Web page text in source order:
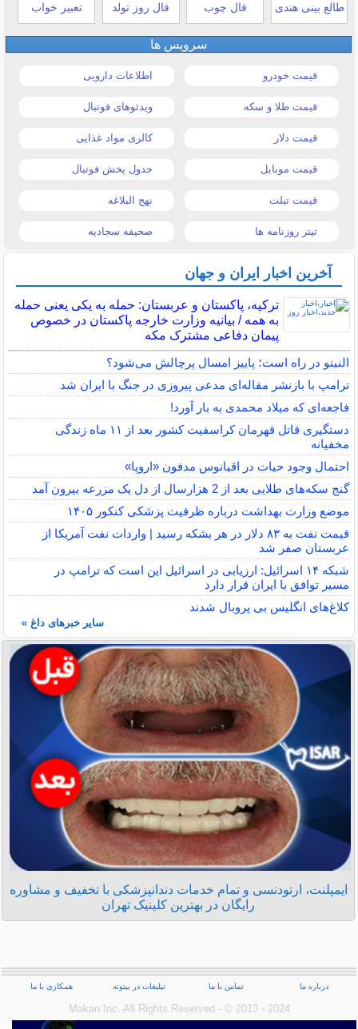
طالع بینی هندی فال چوب فال روز تولد تعبیر خواب
سرویس ها
قیمت خودرو اطلاعات دارویی
قیمت طلا و سکه ویدئوهای فوتبال
قیمت دلار کالری مواد غذایی
قیمت موبایل جدول پخش فوتبال
قیمت تبلت نهج البلاغه
تیتر روزنامه ها صحیفه سجادیه
آخرین اخبار ایران و جهان
ترکیه، پاکستان و عربستان: حمله به یکی یعنی حمله
به همه / بیانیه وزارت خارجه پاکستان در خصوص
پیمان دفاعی مشترک مکه
النینو در راه است؛ پاییز امسال پرچالش می‌شود؟
ترامپ با بازنشر مقاله‌ای مدعی پیروزی در جنگ با ایران شد
فاجعه‌ای که میلاد محمدی به بار آورد!
دستگیری قاتل قهرمان کراسفیت کشور بعد از ۱۱ ماه زندگی
مخفیانه
احتمال وجود حیات در اقیانوس مدفون «اروپا»
گنج سکه‌های طلایی بعد از 2 هزارسال از دل یک مزرعه بیرون آمد
موضع وزارت بهداشت درباره ظرفیت پزشکی کنکور ۱۴۰۵
قیمت نفت به ۸۳ دلار در هر بشکه رسید | واردات نفت آمریکا از
عربستان صفر شد
شبکه ۱۴ اسرائیل: ارزیابی در اسرائیل این است که ترامپ در
مسیر توافق با ایران قرار دارد
کلاغ‌های انگلیس بی پروبال شدند
سایر خبرهای داغ »
ایمپلنت، ارتودنسی و تمام خدمات دندانپزشکی با تخفیف و مشاوره
رایگان در بهترین کلینیک تهران
درباره ما تماس با ما تبلیغات در بیتوته همکاری با ما
Makan Inc.‎ All Rights Reserved - © 2013 - 2024